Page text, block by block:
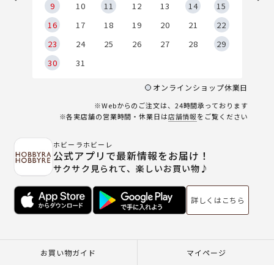
9
10 11 12 13 14
15
16
17 18 19 20 21
22
23
24 25 26 27 28
29
30
31
オンラインショップ休業日
※Webからのご注文は、24時間承っております
※各実店舗の営業時間・休業日は店舗情報をご覧ください
ホビーラホビーレ
公式アプリで最新情報をお届け！
サクサク見られて、楽しいお買い物♪
詳しくはこちら
お買い物ガイド マイページ